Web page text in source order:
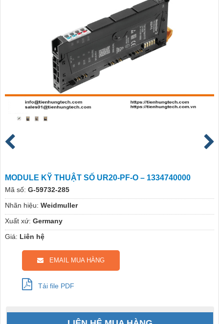
MODULE KỸ THUẬT SỐ UR20-PF-O – 1334740000
Mã số: G-59732-285
Nhãn hiệu: Weidmuller
Xuất xứ: Germany
Giá: Liên hệ
EMAIL MUA HÀNG
Tải file PDF